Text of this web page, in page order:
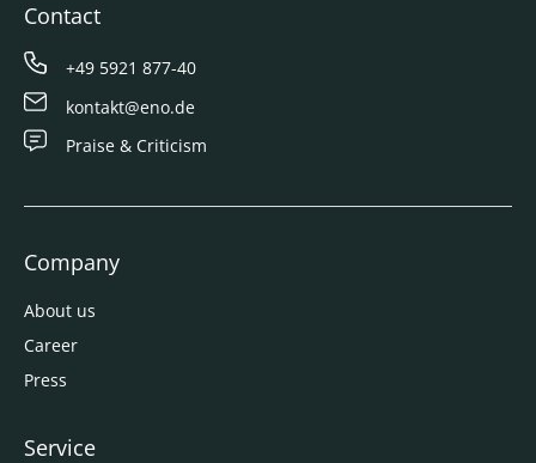
Contact
+49 5921 877-40
kontakt@eno.de
Praise & Criticism
Company
About us
Career
Press
Service